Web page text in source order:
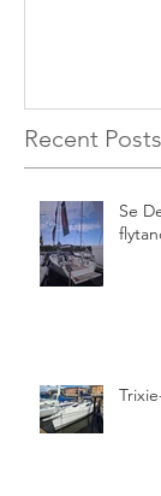
Recent Posts
Se